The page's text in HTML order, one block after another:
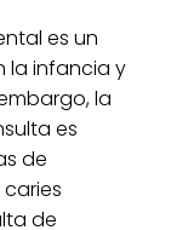
es un
la infancia y
la
es
de
de